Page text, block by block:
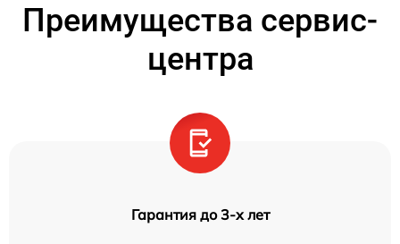
Преимущества сервис-
центра
Гарантия до 3-х лет